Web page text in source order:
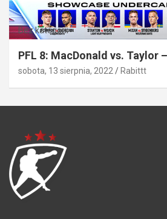
Bez kategorii
PFL 8: MacDonald vs. Taylor
sobota, 13 sierpnia, 2022 Rabittt